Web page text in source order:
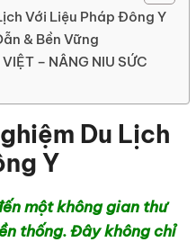
Với Liệu Pháp Đông Y
& Bền Vững
– NÂNG NIU SỨC
Du Lịch
Y
một không gian thư
thống. Đây không chỉ